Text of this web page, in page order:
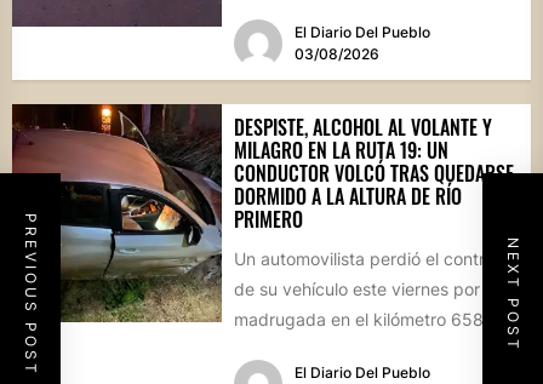
PREVIOUS POST NEXT POST
El Diario Del Pueblo
03/08/2026
DESPISTE, ALCOHOL AL VOLANTE Y
MILAGRO EN LA RUTA 19: UN
CONDUCTOR VOLCÓ TRAS QUEDARSE
DORMIDO A LA ALTURA DE RÍO
PRIMERO
Un automovilista perdió el control
de su vehículo este viernes por la
madrugada en el kilómetro 658 de
El Diario Del Pueblo